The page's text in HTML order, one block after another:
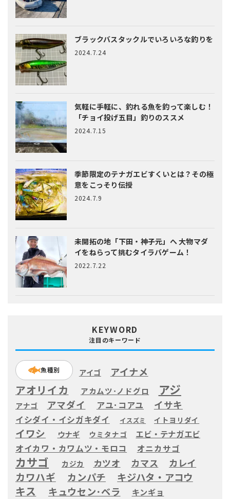
ブラックバスタックルでいろいろな釣りを
2024.7.24
気軽に手軽に、釣れる魚を釣って楽しむ！
「チョイ投げ五目」釣りのススメ
2024.7.15
季節限定のテナガエビすくいとは？ その極
意をこっそり伝授
2024.7.9
未開拓の地「下田・神子元」へ大物マダ
イをねらって挑むタイラバゲーム！
2022.7.22
KEYWORD
注目のキーワード
魚種別 アイゴ アイナメ
アオリイカ アカムツ･ノドグロ アジ
アナゴ アマダイ アユ･コアユ イサキ
イシダイ・イシガキダイ イスズミ イトヨリダイ
イワシ ウナギ ウミタナゴ エビ・テナガエビ
オイカワ・カワムツ・モロコ オニカサゴ
カサゴ カジカ カツオ カマス カレイ
カワハギ カンパチ キジハタ・アコウ
キス キュウセン･ベラ キンギョ